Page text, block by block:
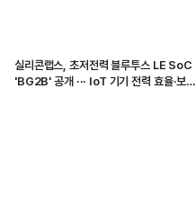
실리콘랩스, 초저전력 블루투스 LE SoC
'BG2B' 공개 ··· IoT 기기 전력 효율·보안